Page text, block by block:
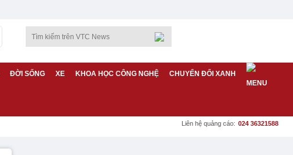
ĐỜI SỐNG XE KHOA HỌC CÔNG NGHỆ CHUYỂN ĐỔI XANH
Liên hệ quảng cáo: 024 36321588